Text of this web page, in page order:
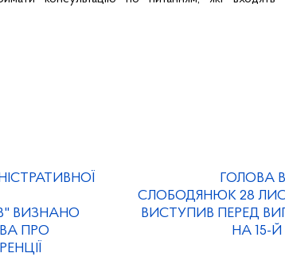
ВИЗНАНО
ПРО
ГОЛОВА
СЛОБОДЯНЮК 28
ВИСТУПИВ ПЕРЕД
НА 15-